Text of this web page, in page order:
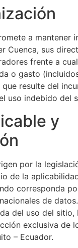
a mantener
Cuenca, sus
frente a
o gasto
resulte del
uso indebido del
y
por la
de la
corresponda
de
del uso del sitio,
exclusiva de
– Ecuador.